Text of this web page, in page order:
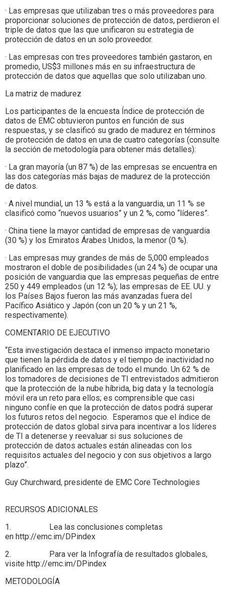
· Las empresas que utilizaban tres o más proveedores para
proporcionar soluciones de protección de datos, perdieron el
triple de datos que las que unificaron su estrategia de
protección de datos en un solo proveedor.
· Las empresas con tres proveedores también gastaron, en
promedio, US$3 millones más en su infraestructura de
protección de datos que aquellas que solo utilizaban uno.
La matriz de madurez
Los participantes de la encuesta Índice de protección de
datos de EMC obtuvieron puntos en función de sus
respuestas, y se clasificó su grado de madurez en términos
de protección de datos en una de cuatro categorías (consulte
la sección de metodología para obtener más detalles):
· La gran mayoría (un 87 %) de las empresas se encuentra en
las dos categorías más bajas de madurez de la protección
de datos.
· A nivel mundial, un 13 % está a la vanguardia, un 11 % se
clasificó como “nuevos usuarios” y un 2 %, como “líderes”.
· China tiene la mayor cantidad de empresas de vanguardia
(30 %) y los Emiratos Árabes Unidos, la menor (0 %).
· Las empresas muy grandes de más de 5,000 empleados
mostraron el doble de posibilidades (un 24 %) de ocupar una
posición de vanguardia que las empresas pequeñas de entre
250 y 449 empleados (un 12 %); las empresas de EE. UU. y
los Países Bajos fueron las más avanzadas fuera del
Pacífico Asiático y Japón (con un 20 % y un 21 %,
respectivamente).
COMENTARIO DE EJECUTIVO
“Esta investigación destaca el inmenso impacto monetario
que tienen la pérdida de datos y el tiempo de inactividad no
planificado en las empresas de todo el mundo. Un 62 % de
los tomadores de decisiones de TI entrevistados admitieron
que la protección de la nube híbrida, big data y la tecnología
móvil era un reto para ellos; es comprensible que casi
ninguno confíe en que la protección de datos podrá superar
los futuros retos del negocio. Esperamos que el índice de
protección de datos global sirva para incentivar a los líderes
de TI a detenerse y reevaluar si sus soluciones de
protección de datos actuales están alineadas con los
requisitos actuales del negocio y con sus objetivos a largo
plazo”.
Guy Churchward, presidente de EMC Core Technologies
RECURSOS ADICIONALES
1. Lea las conclusiones completas
en http://emc.im/DPindex
2. Para ver la Infografía de resultados globales,
visite http://emc.im/DPindex
METODOLOGÍA